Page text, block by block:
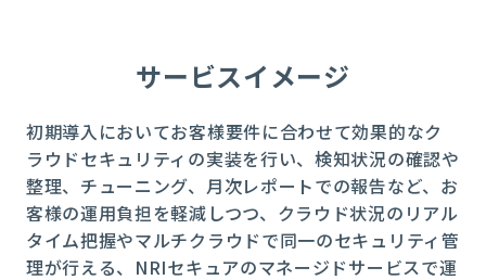
サービスイメージ
初期導入においてお客様要件に合わせて効果的なク
ラウドセキュリティの実装を行い、検知状況の確認や
整理、チューニング、月次レポートでの報告など、お
客様の運用負担を軽減しつつ、クラウド状況のリアル
タイム把握やマルチクラウドで同一のセキュリティ管
理が行える、 NRIセキュアのマネージドサービスで運